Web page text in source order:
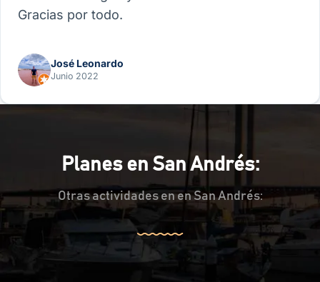
Gracias por todo.
José Leonardo
Junio 2022
Planes en San Andrés:
Otras actividades en en San Andrés: